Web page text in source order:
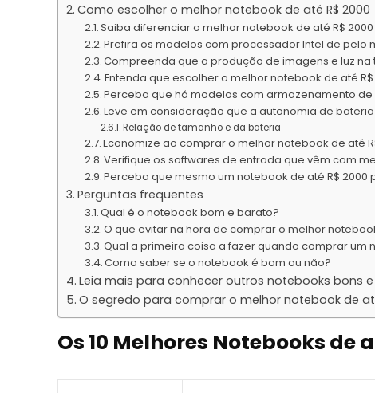
Como escolher o melhor notebook de até R$ 2000
Saiba diferenciar o melhor notebook de até R$ 2000
Prefira os modelos com processador Intel de pelo
Compreenda que a produção de imagens e luz
Entenda que escolher o melhor notebook de até
Perceba que há modelos com armazenamento de
Leve em consideração que a autonomia de
Relação de tamanho e da bateria
Economize ao comprar o melhor notebook de até
Verifique os softwares de entrada que vêm com
Perceba que mesmo um notebook de até R$
Perguntas frequentes
Qual é o notebook bom e barato?
O que evitar na hora de comprar o melhor
Qual a primeira coisa a fazer quando comprar um
Como saber se o notebook é bom ou não?
Leia mais para conhecer outros notebooks bons
O segredo para comprar o melhor notebook de
Os 10 Melhores Notebooks de